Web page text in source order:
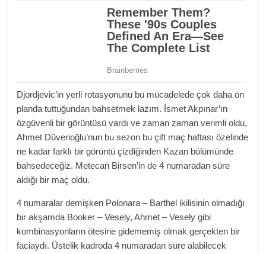
Djordjevic’in yerli rotasyonunu bu mücadelede çok daha ön
planda tuttuğundan bahsetmek lazım. İsmet Akpınar’ın
özgüvenli bir görüntüsü vardı ve zaman zaman verimli oldu,
Ahmet Düverioğlu’nun bu sezon bu çift maç haftası özelinde
ne kadar farklı bir görüntü çizdiğinden Kazan bölümünde
bahsedeceğiz. Metecan Birsen’in de 4 numaradan süre
aldığı bir maç oldu.
4 numaralar demişken Polonara – Barthel ikilisinin olmadığı
bir akşamda Booker – Vesely, Ahmet – Vesely gibi
kombinasyonların ötesine gidememiş olmak gerçekten bir
faciaydı. Üstelik kadroda 4 numaradan süre alabilecek